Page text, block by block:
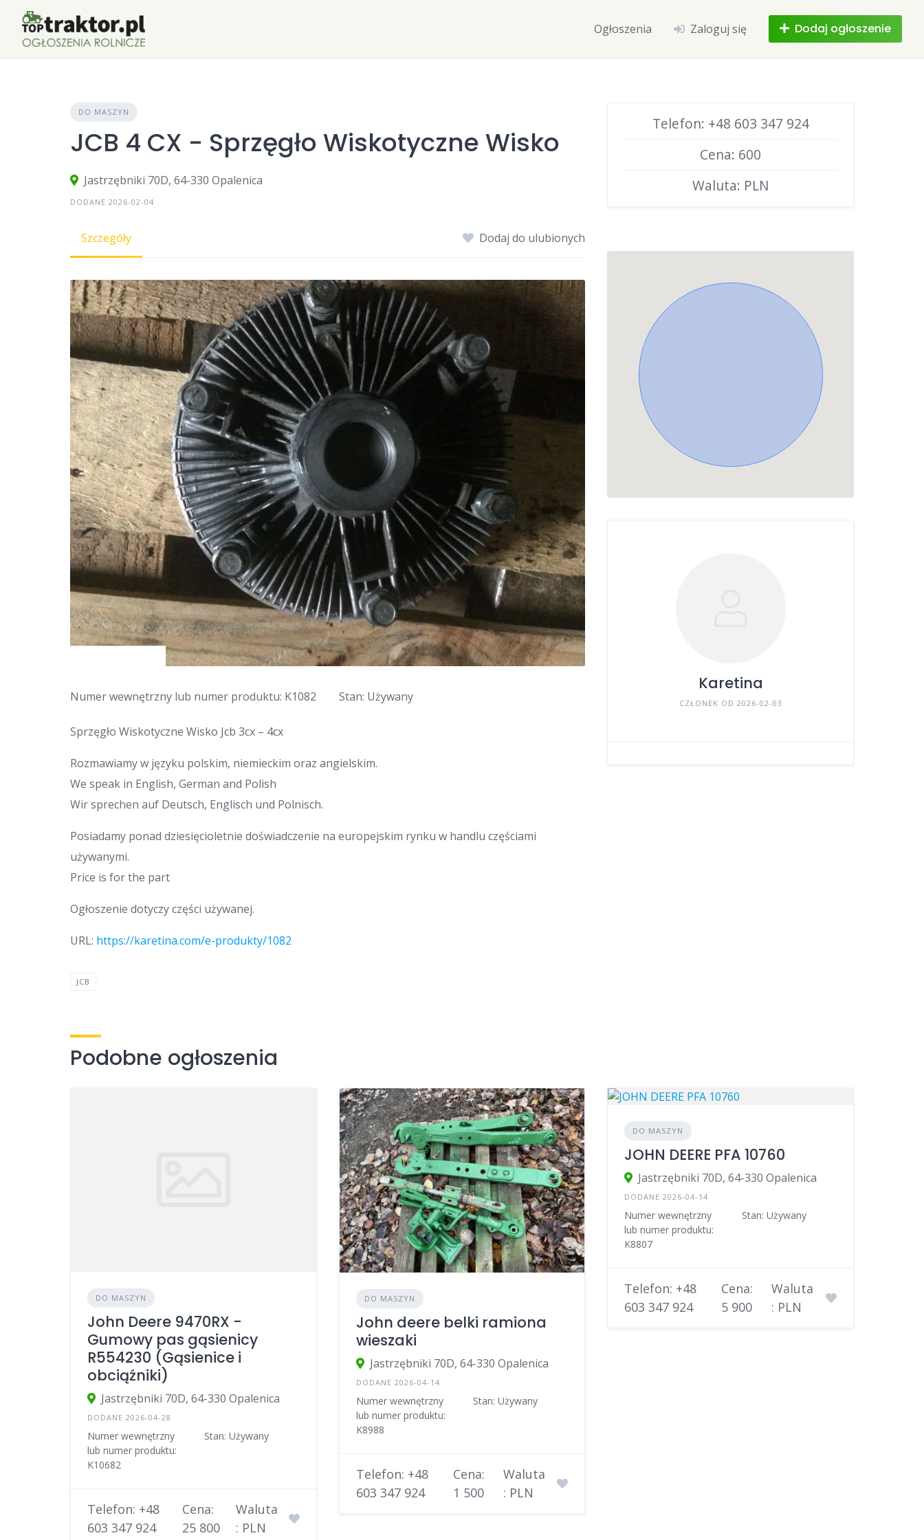
content
Ogłoszenia Zaloguj się Dodaj ogłoszenie
DO MASZYN
JCB 4 CX - Sprzęgło Wiskotyczne Wisko
Jastrzębniki 70D, 64-330 Opalenica
DODANE 2026-02-04
Szczegóły Dodaj do ulubionych
Numer wewnętrzny lub numer produktu: K1082 Stan: Używany
Sprzęgło Wiskotyczne Wisko Jcb 3cx – 4cx
Rozmawiamy w języku polskim, niemieckim oraz angielskim.
We speak in English, German and Polish
Wir sprechen auf Deutsch, Englisch und Polnisch.
Posiadamy ponad dziesięcioletnie doświadczenie na europejskim rynku w handlu częściami
używanymi.
Price is for the part
Ogłoszenie dotyczy części używanej.
URL: https://karetina.com/e-produkty/1082
JCB
Telefon: +48 603 347 924
Cena: 600
Waluta: PLN
Karetina
CZŁONEK OD 2026-02-03
Podobne ogłoszenia
DO MASZYN
John Deere 9470RX -
Gumowy pas gąsienicy
R554230 (Gąsienice i
obciąźniki)
Jastrzębniki 70D, 64-330 Opalenica
DODANE 2026-04-28
Numer wewnętrzny
lub numer produktu:
K10682
Stan: Używany
Telefon: +48
603 347 924
Cena:
25 800
Waluta
: PLN
DO MASZYN
John deere belki ramiona
wieszaki
Jastrzębniki 70D, 64-330 Opalenica
DODANE 2026-04-14
Numer wewnętrzny
lub numer produktu:
K8988
Stan: Używany
Telefon: +48
603 347 924
Cena:
1 500
Waluta
: PLN
DO MASZYN
JOHN DEERE PFA 10760
Jastrzębniki 70D, 64-330 Opalenica
DODANE 2026-04-14
Numer wewnętrzny
lub numer produktu:
K8807
Stan: Używany
Telefon: +48
603 347 924
Cena:
5 900
Waluta
: PLN